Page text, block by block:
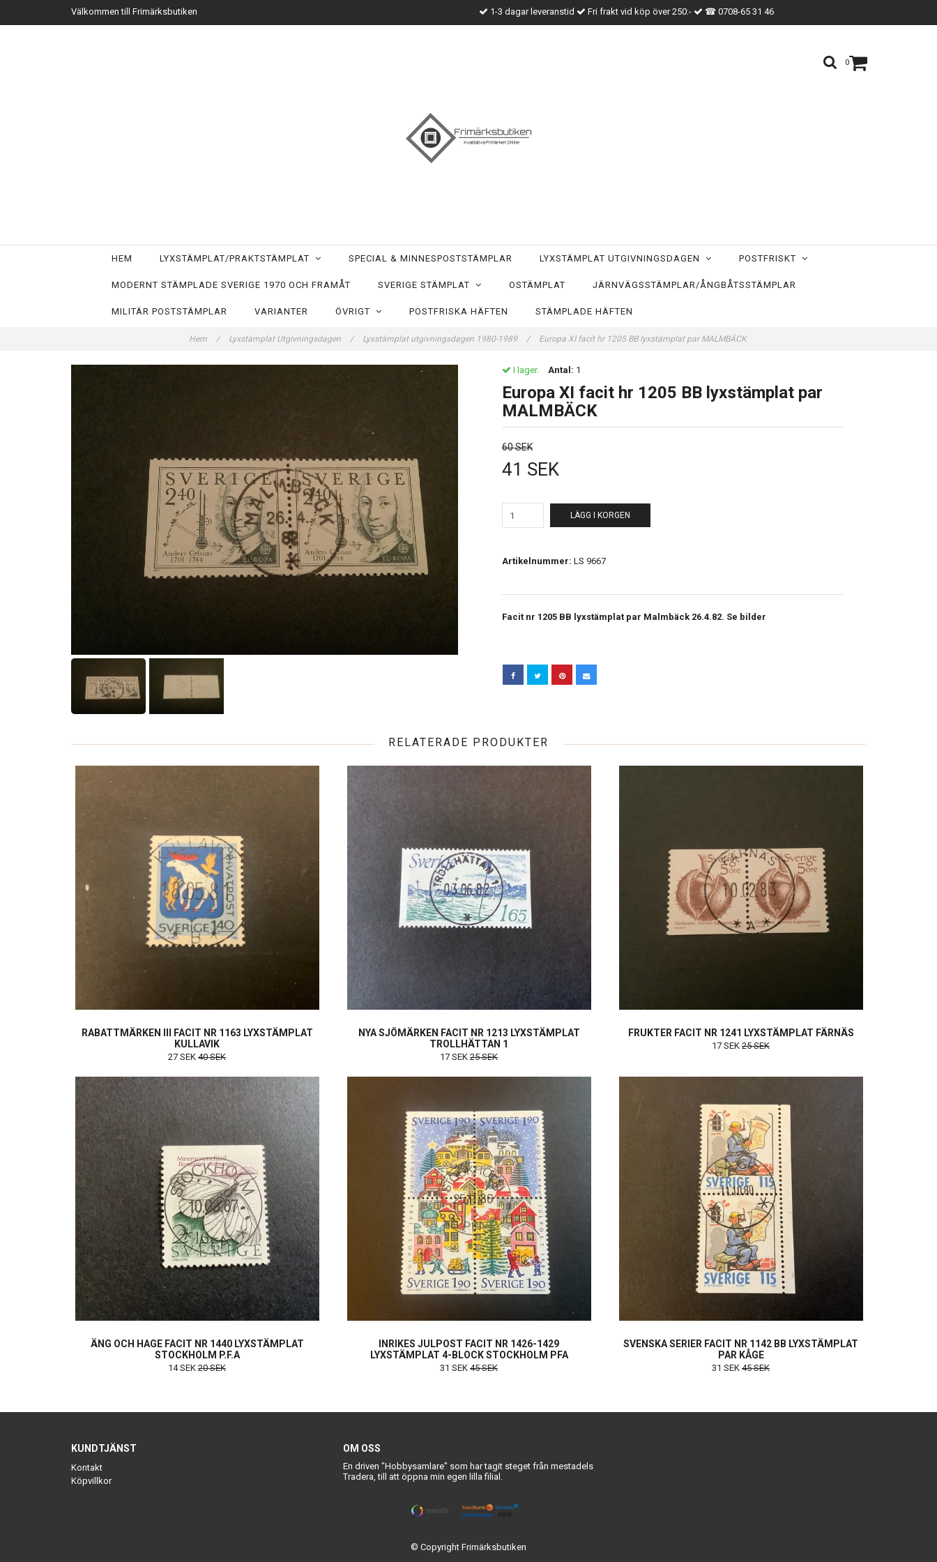
Välkommen till Frimärksbutiken 1-3 dagar leveranstid Fri frakt vid köp över 250:- ☎ 0708-65 31 46
0
HEM LYXSTÄMPLAT/PRAKTSTÄMPLAT SPECIAL & MINNESPOSTSTÄMPLAR LYXSTÄMPLAT UTGIVNINGSDAGEN POSTFRISKT
MODERNT STÄMPLADE SVERIGE 1970 OCH FRAMÅT SVERIGE STÄMPLAT OSTÄMPLAT JÄRNVÄGSSTÄMPLAR/ÅNGBÅTSSTÄMPLAR
MILITÄR POSTSTÄMPLAR VARIANTER ÖVRIGT POSTFRISKA HÄFTEN STÄMPLADE HÄFTEN
Hem / Lyxstämplat Utgivningsdagen / Lyxstämplat utgivningsdagen 1980-1989 / Europa XI facit hr 1205 BB lyxstämplat par MALMBÄCK
I lager. Antal: 1
Europa XI facit hr 1205 BB lyxstämplat par
MALMBÄCK
60 SEK
41 SEK
LÄGG I KORGEN
Artikelnummer: LS 9667
Facit nr 1205 BB lyxstämplat par Malmbäck 26.4.82. Se bilder
RELATERADE PRODUKTER
RABATTMÄRKEN III FACIT NR 1163 LYXSTÄMPLAT
KULLAVIK
27 SEK 40 SEK
NYA SJÖMÄRKEN FACIT NR 1213 LYXSTÄMPLAT
TROLLHÄTTAN 1
17 SEK 25 SEK
FRUKTER FACIT NR 1241 LYXSTÄMPLAT FÄRNÄS
17 SEK 25 SEK
ÄNG OCH HAGE FACIT NR 1440 LYXSTÄMPLAT
STOCKHOLM P.F.A
14 SEK 20 SEK
INRIKES JULPOST FACIT NR 1426-1429
LYXSTÄMPLAT 4-BLOCK STOCKHOLM PFA
31 SEK 45 SEK
SVENSKA SERIER FACIT NR 1142 BB LYXSTÄMPLAT
PAR KÅGE
31 SEK 45 SEK
KUNDTJÄNST
Kontakt
Köpvillkor
OM OSS
En driven "Hobbysamlare" som har tagit steget från mestadels
Tradera, till att öppna min egen lilla filial.
© Copyright Frimärksbutiken